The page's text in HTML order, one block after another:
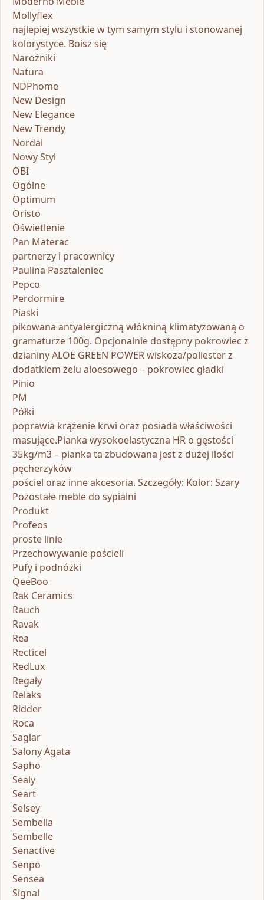
Mollyflex
najlepiej wszystkie w tym samym stylu i stonowanej
kolorystyce. Boisz się
Narożniki
Natura
NDPhome
New Design
New Elegance
New Trendy
Nordal
Nowy Styl
OBI
Ogólne
Optimum
Oristo
Oświetlenie
Pan Materac
partnerzy i pracownicy
Paulina Pasztaleniec
Pepco
Perdormire
Piaski
pikowana antyalergiczną włókniną klimatyzowaną o
gramaturze 100g. Opcjonalnie dostępny pokrowiec z
dzianiny ALOE GREEN POWER wiskoza/poliester z
dodatkiem żelu aloesowego – pokrowiec gładki
Pinio
PM
Półki
poprawia krążenie krwi oraz posiada właściwości
masujące.Pianka wysokoelastyczna HR o gęstości
35kg/m3 – pianka ta zbudowana jest z dużej ilości
pęcherzyków
pościel oraz inne akcesoria. Szczegóły: Kolor: Szary
Pozostałe meble do sypialni
Produkt
Profeos
proste linie
Przechowywanie pościeli
Pufy i podnóżki
QeeBoo
Rak Ceramics
Rauch
Ravak
Rea
Recticel
RedLux
Regały
Relaks
Ridder
Roca
Saglar
Salony Agata
Sapho
Sealy
Seart
Selsey
Sembella
Sembelle
Senactive
Senpo
Sensea
Signal